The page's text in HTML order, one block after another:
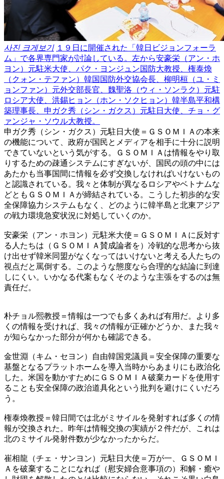
사진 크게보기 １９日に開催された「韓日ビジョンフォーラ
ム」で各界専門家が討論している。左から安豪栄（アン・ホ
ヨン）元駐米大使、パク・ヨンジュン国防大教授、権泰煥
（クォン・テファン）韓国国防外交協会長、柳明桓（ユ・ミ
ョンファン）元外交部長官、魏聖洛（ウィ・ソンラク）元駐
ロシア大使、洪錫ヒョン（ホン・ソクヒョン）韓半島平和構
築理事長、申ガク秀（シン・ガクス）元駐日大使、チョ・グ
ァンジャ・ソウル大教授。
申ガク秀（シン・ガクス）元駐日大使＝ＧＳＯＭＩＡの本来
の機能について、政府が国民とメディアを相手に十分に説明
できていないという気がする。ＧＳＯＭＩＡは情報をやり取
りするための疎通システムにすぎないが、国民の頭の中には
あたかも当事国間に情報を必ず交換しなければいけないもの
と認識されている。我々と体制が異なるロシアやベトナムな
どともＧＳＯＭＩＡが締結されている。こうした初歩的な安
全保障協力システムもなく、どのように韓半島と北東アジア
の戦力環境急変状況に対処していくのか。
安豪栄（アン・ホヨン）元駐米大使＝ＧＳＯＭＩＡに反対す
る人たちは（ＧＳＯＭＩＡ賛成論者を）冷戦的な思考から抜
け出せず韓米同盟がなくなってはいけないと考える人たちの
視点だと罵倒する。このような態度なら合理的な結論に到達
しにくい。いかなる代案もなくそのような主張をするのは無
責任だ。
朴チョル熙教授＝情報は一つでも多くあれば有用だ。より多
くの情報を受ければ、我々の情報が正確かどうか、また我々
が知らなかった部分が何かも確認できる。
金世淵（キム・セヨン）自由韓国党議員＝安全保障の重要な
基盤となるプラットホームを導入当時からあまりにも政治化
した。米国を動かすためにＧＳＯＭＩＡ破棄カードを使用す
ることも安全保障の政治道具化という批判を避けにくいだろ
う。
権泰煥教授＝韓日間では北がミサイルを発射すれば多くの情
報が交換された。昨年は情報交換の実績が２件だが、これは
北のミサイル発射件数が少なかったからだ。
崔相龍（チェ・サンヨン）元駐日大使＝万が一、ＧＳＯＭＩ
Ａを破棄することになれば（慰安婦合意事項の）和解・癒や